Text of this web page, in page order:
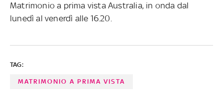
Matrimonio a prima vista Australia, in onda dal
lunedì al venerdì alle 16.20.
TAG:
MATRIMONIO A PRIMA VISTA